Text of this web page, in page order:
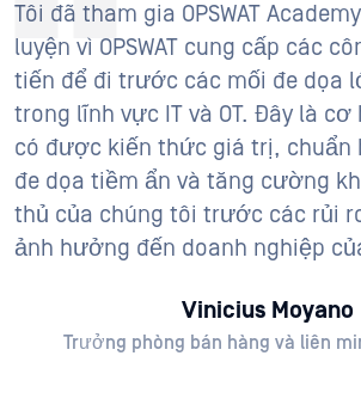
Tôi đã tham gia OPSWAT
luyện vì OPSWAT cung cấp các
tiến để đi trước các mối đe dọa
trong lĩnh vực IT và OT. Đây là
có được kiến thức giá trị, chuẩn
đe dọa tiềm ẩn và tăng cường
thủ của chúng tôi trước các rủi
ảnh hưởng đến doanh nghiệp
Vinicius Moyano
Trưởng phòng bán hàng và liên